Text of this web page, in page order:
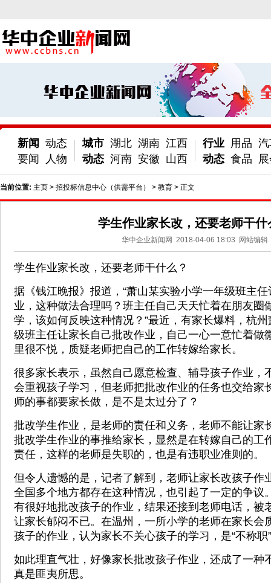
新闻
要闻
动态
人物
城市
动态
湖北 湖南 江西
河南 安徽 山西
行业
动态
用品
食品
当前位置: 主页 > 招投标信息中心（供需平台） > 教育 > 正文
学生作业家长改，还要老师干什
华中企业新闻网 2018-04-06 18:03 网站编辑
学生作业家长改，还要老师干什么？
据《钱江晚报》报道，“萧山某实验小学一年级班主
业，这种做法合理吗？班主任自己天天忙着在朋友圈
学，该如何反映这种情况？”最近，有家长爆料，杭
级班主任让家长自己批改作业，自己一心一意忙着做
里很不悦，质疑老师把自己的工作转嫁给家长。
很多家长表示，虽然自己愿意检查、辅导孩子作业，
会重视孩子学习，但老师把批改作业的任务也交给家
师的事都要家长做，是不是太过分了？
批改学生作业，是老师的责任和义务，老师不能让家
批改学生作业的事推给家长，显然是在转嫁自己的工
责任，这样的老师是失职的，也是有违职业准则的。
但令人遗憾的是，记者了解到，老师让家长改孩子作
全国多个地方都存在这种情况，也引起了一定的争议
有很好地批改孩子的作业，结果还接到老师电话，被
让家长郁闷不已。在温州，一所小学的老师在家长会
孩子的作业，认为家长不关心孩子的学习，是“不称职
如此理直气壮，好像家长批改孩子作业，还成了一种
真是匪夷所思。